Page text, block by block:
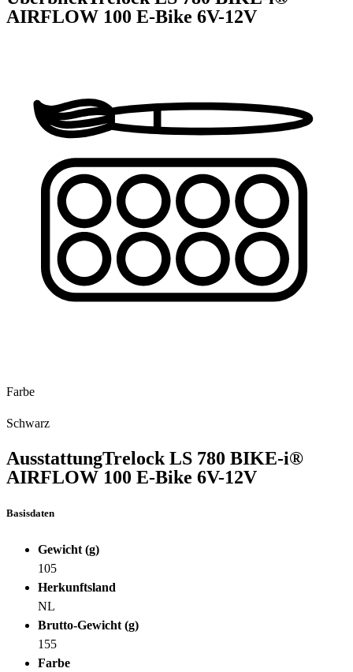
AIRFLOW 100 E-Bike 6V-12V
Farbe
Schwarz
AusstattungTrelock LS 780 BIKE-i®
AIRFLOW 100 E-Bike 6V-12V
Basisdaten
Gewicht (g)
105
Herkunftsland
NL
Brutto-Gewicht (g)
155
Farbe